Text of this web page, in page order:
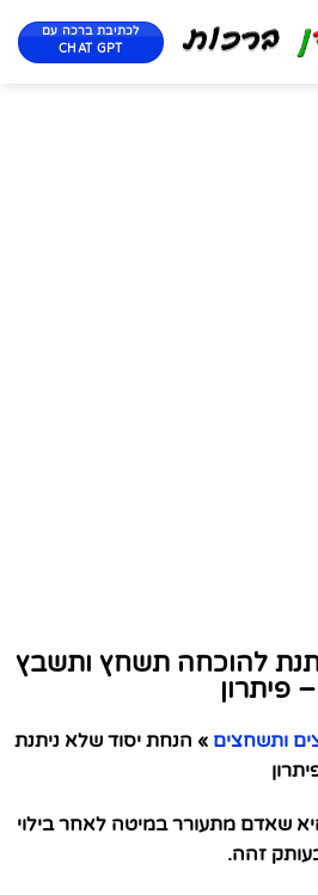
לכתיבת ברכה עם
CHAT GPT
להוכחה תשחץ ותשבץ
– פיתרון
ותשחצים » הנחת יסוד שלא ניתנת
שאדם מתעורר במיטה לאחר בילוי
זהה.